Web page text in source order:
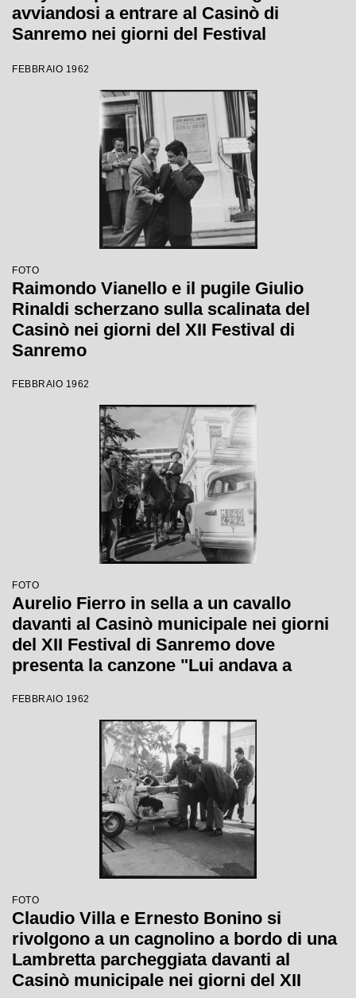
avviandosi a entrare al Casinò di
Sanremo nei giorni del Festival
FEBBRAIO 1962
FOTO
Raimondo Vianello e il pugile Giulio
Rinaldi scherzano sulla scalinata del
Casinò nei giorni del XII Festival di
Sanremo
FEBBRAIO 1962
FOTO
Aurelio Fierro in sella a un cavallo
davanti al Casinò municipale nei giorni
del XII Festival di Sanremo dove
presenta la canzone "Lui andava a
FEBBRAIO 1962
FOTO
Claudio Villa e Ernesto Bonino si
rivolgono a un cagnolino a bordo di una
Lambretta parcheggiata davanti al
Casinò municipale nei giorni del XII